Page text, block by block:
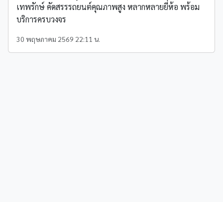
เทพรักษ์ คัดสรรรถยนต์คุณภาพสูง หลากหลายยี่ห้อ พร้อม
บริการครบวงจร
30 พฤษภาคม 2569 22:11 น.